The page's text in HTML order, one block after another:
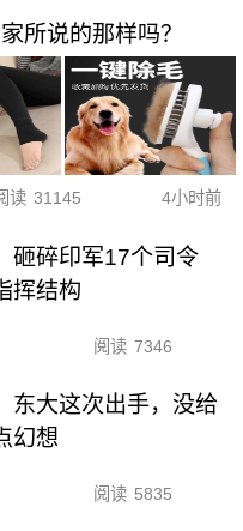
所说的那样吗？
读 31145 4小时前
砸碎印军17个司令
挥结构
阅读 7346
东大这次出手，没给
幻想
阅读 5835